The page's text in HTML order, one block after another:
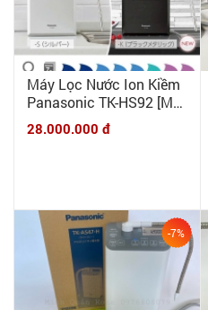
Máy Lọc Nước Ion Kiềm
Panasonic TK-HS92 [MỚI
100%] Made in Japan 7
tấm điện cực
28.000.000 đ
-7%